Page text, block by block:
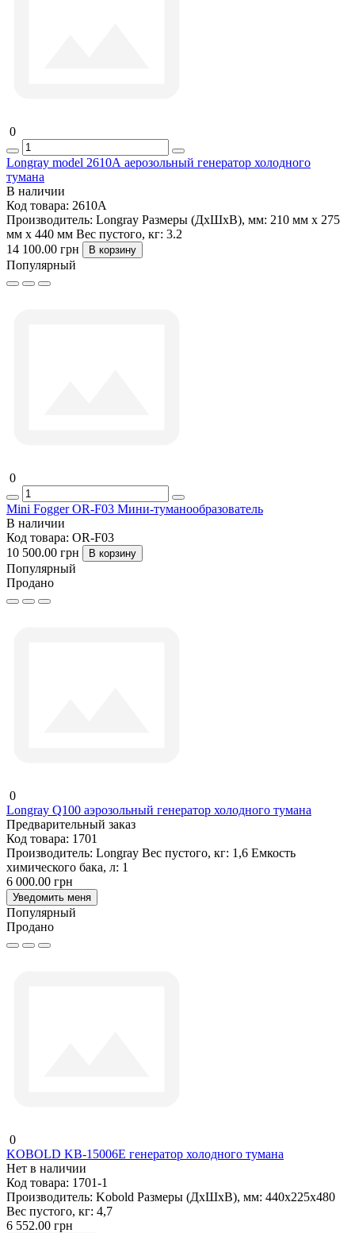
0
Longray model 2610А аерозольный генератор холодного
тумана
В наличии
Код товара: 2610А
Производитель: Longray Размеры (ДxШxВ), мм: 210 мм x 275
мм x 440 мм Вес пустого, кг: 3.2
14 100.00 грн
В корзину
Популярный
0
Mini Fogger OR-F03 Мини-туманообразователь
В наличии
Код товара: OR-F03
10 500.00 грн
В корзину
Популярный
Продано
0
Longray Q100 аэрозольный генератор холодного тумана
Предварительный заказ
Код товара: 1701
Производитель: Longray Вес пустого, кг: 1,6 Емкость
химического бака, л: 1
6 000.00 грн
Уведомить меня
Популярный
Продано
0
KOBOLD KB-15006E генератор холодного тумана
Нет в наличии
Код товара: 1701-1
Производитель: Kobold Размеры (ДxШxВ), мм: 440х225х480
Вес пустого, кг: 4,7
6 552.00 грн